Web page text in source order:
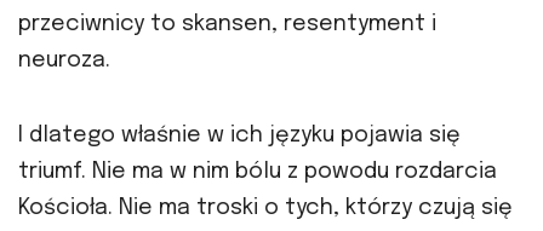
przeciwnicy to skansen, resentyment i
neuroza.
I dlatego właśnie w ich języku pojawia się
triumf. Nie ma w nim bólu z powodu rozdarcia
Kościoła. Nie ma troski o tych, którzy czują się